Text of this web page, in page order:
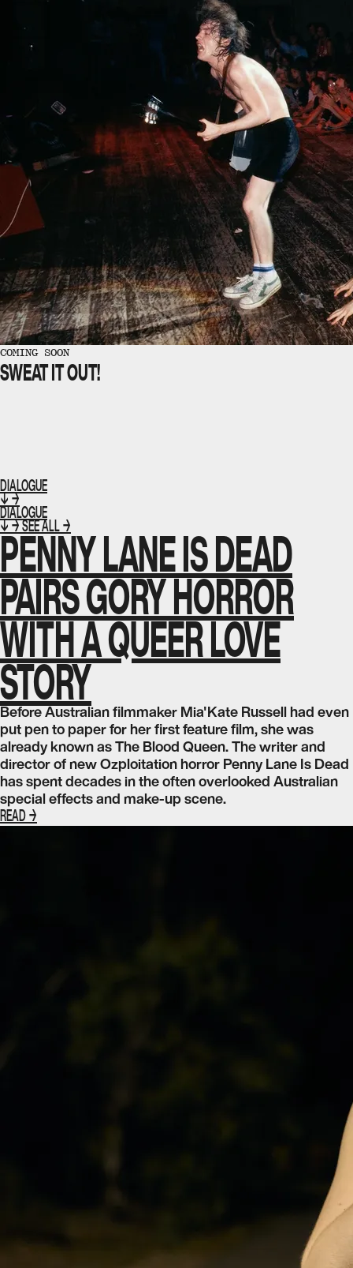
COMING SOON
SWEAT IT OUT!
DIALOGUE
↓→
DIALOGUE
↓→SEE ALL →
PENNY LANE IS DEAD
PAIRS GORY HORROR
WITH A QUEER LOVE
STORY
Before Australian filmmaker Mia'Kate Russell had even
put pen to paper for her first feature film, she was
already known as The Blood Queen. The writer and
director of new Ozploitation horror Penny Lane Is Dead
has spent decades in the often overlooked Australian
special effects and make-up scene.
READ →